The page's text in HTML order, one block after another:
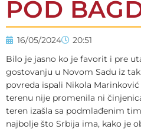
POD
16/05/2024
20:51
Bilo je jasno ko je favorit i pre
gostovanju u Novom Sadu iz
povreda ispali Nikola
terenu nije promenila ni
teren izašla sa podmlađenim
najbolje što Srbija ima, kako je